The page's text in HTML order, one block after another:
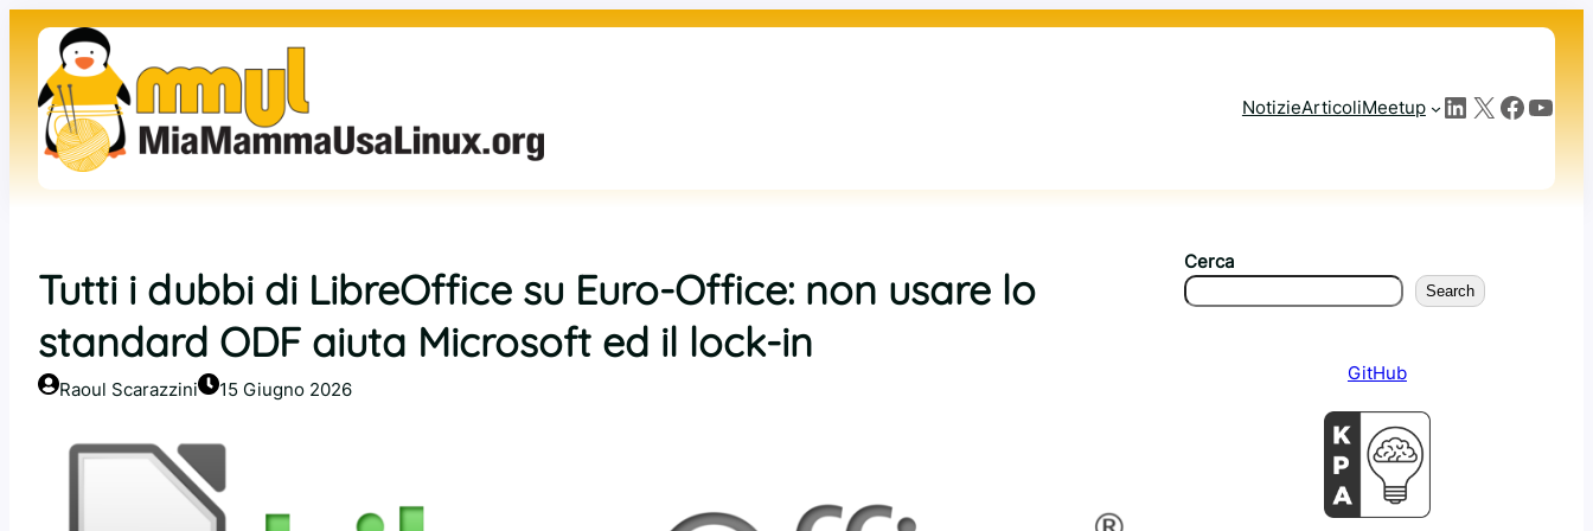
contenuto
NotizieArticoliMeetup LinkedIn X Facebook YouTube
Tutti i dubbi di LibreOffice su Euro-Office: non usare lo
standard ODF aiuta Microsoft ed il lock-in
Raoul Scarazzini 15 Giugno 2026
Cerca
Search
GitHub